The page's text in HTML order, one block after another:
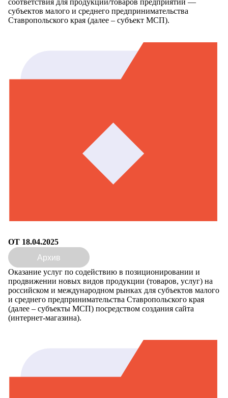
соответствия для продукции/товаров предприятий —
субъектов малого и среднего предпринимательства
Ставропольского края (далее – субъект МСП).
ОТ 18.04.2025
Архив
Оказание услуг по содействию в позиционировании и
продвижении новых видов продукции (товаров, услуг) на
российском и международном рынках для субъектов малого
и среднего предпринимательства Ставропольского края
(далее – субъекты МСП) посредством создания сайта
(интернет-магазина).